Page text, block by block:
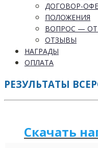
ДОГОВОР-
ПОЛОЖЕНИЯ
ВОПРОС —
ОТЗЫВЫ
НАГРАДЫ
ОПЛАТА
РЕЗУЛЬТАТЫ
Скачать